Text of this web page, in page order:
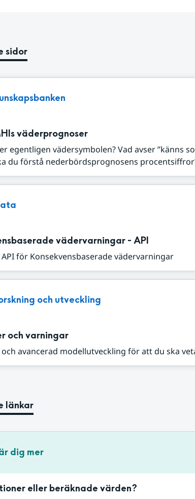
sidor
väderprognoser
egentligen vädersymbolen? Vad avser ”känns
du förstå nederbördsprognosens
vädervarningar - API
för Konsekvensbaserade vädervarningar
och utveckling
och varningar
avancerad modellutveckling för att du ska
länkar
dig mer
eller beräknade värden?